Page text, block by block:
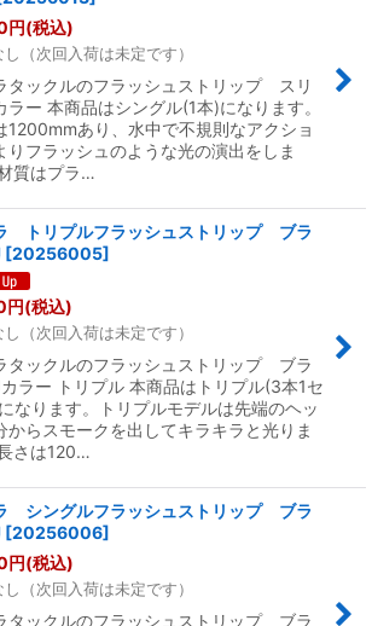
円(税込)
（次回入荷は未定です）
タックルのフラッシュストリップ スリ
ラー 本商品はシングル(1本)になります。
1200mmあり、水中で不規則なアクショ
りフラッシュのような光の演出をしま
質はプラ…
トリプルフラッシュストリップ ブラ
[20256005]
円(税込)
（次回入荷は未定です）
タックルのフラッシュストリップ ブラ
ラー トリプル 本商品はトリプル(3本1セ
なります。トリプルモデルは先端のヘッ
からスモークを出してキラキラと光りま
さは120…
シングルフラッシュストリップ ブラ
[20256006]
円(税込)
（次回入荷は未定です）
タックルのフラッシュストリップ ブラ